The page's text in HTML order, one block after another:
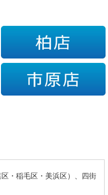
・稲毛区・美浜区）、四街